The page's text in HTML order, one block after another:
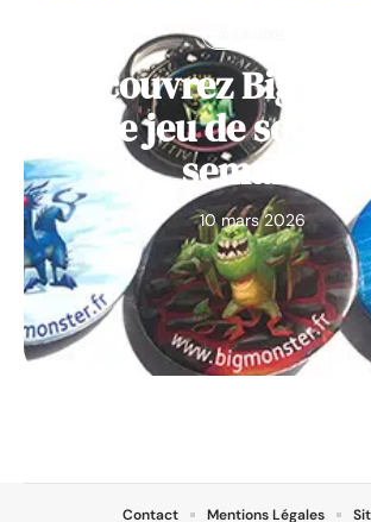
Découvrez Big
notre jeu de société
semaine
10 mars 2026
Contact Mentions Légales